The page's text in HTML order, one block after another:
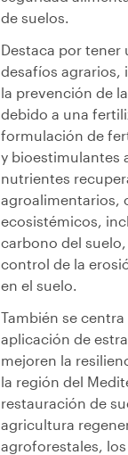
de suelos.
Destaca por tener
desafíos agrarios,
la prevención de
debido a una
formulación de
y bioestimulantes
nutrientes
agroalimentarios,
ecosistémicos,
carbono del
control de la
en el suelo.
También se
aplicación de
mejoren la
la región del
restauración de
agricultura
agroforestales,